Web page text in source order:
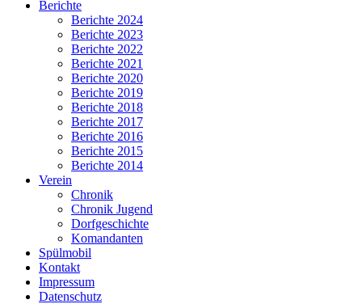
Berichte
Berichte 2024
Berichte 2023
Berichte 2022
Berichte 2021
Berichte 2020
Berichte 2019
Berichte 2018
Berichte 2017
Berichte 2016
Berichte 2015
Berichte 2014
Verein
Chronik
Chronik Jugend
Dorfgeschichte
Komandanten
Spülmobil
Kontakt
Impressum
Datenschutz